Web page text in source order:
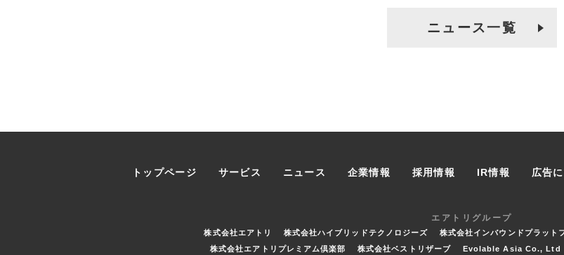
ニュース一覧
トップページ サービス ニュース 企業情報 採用情報 IR情報 広告
エアトリグループ
株式会社エアトリ 株式会社ハイブリッドテクノロジーズ 株式会社インバウンドプラット
株式会社エアトリプレミアム倶楽部
株式会社ベストリザーブ Evolable Asia Co., Ltd